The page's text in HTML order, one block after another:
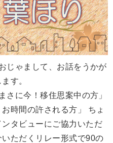
じゃまして、お話をうかが
す。
さに今！移住思案中の方」
時間の許される方」 ちょ
タビューにご協力いただ
ただくリレー形式で90の